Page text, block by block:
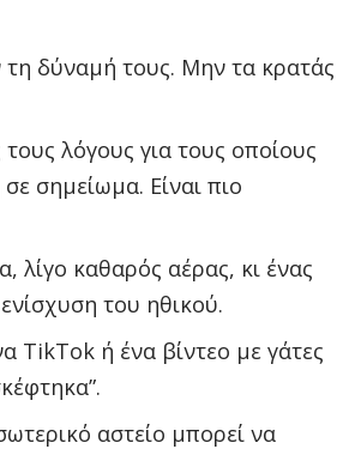
τη δύναμή τους. Μην τα κρατάς
λόγους για τους οποίους
σημείωμα. Είναι πιο
λίγο καθαρός αέρας, κι ένας
του ηθικού.
TikTok ή ένα βίντεο με γάτες
αστείο μπορεί να